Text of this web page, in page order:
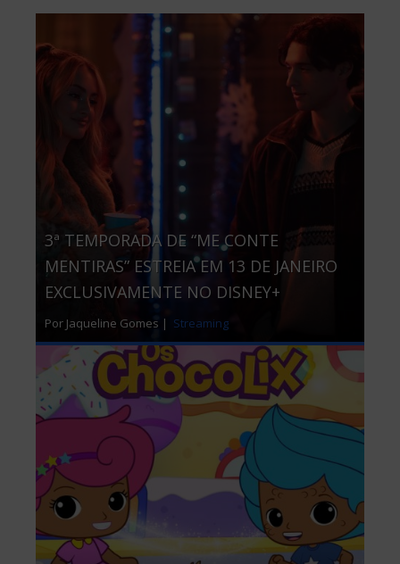
3ª TEMPORADA DE “ME CONTE
MENTIRAS” ESTREIA EM 13 DE JANEIRO
EXCLUSIVAMENTE NO DISNEY+
Por Jaqueline Gomes | Streaming